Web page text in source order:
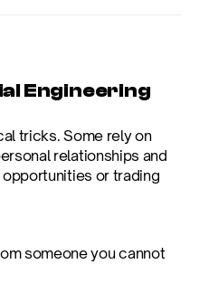
Engineering
tricks. Some rely on
relationships and
or trading
someone you cannot